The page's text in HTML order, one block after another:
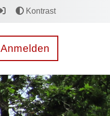
Kontrast
Anmelden